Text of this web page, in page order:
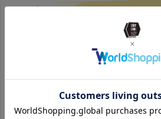
ビジネスライク
ル素材CORDURA
ン糸を使用したオリジナルの
地になります。